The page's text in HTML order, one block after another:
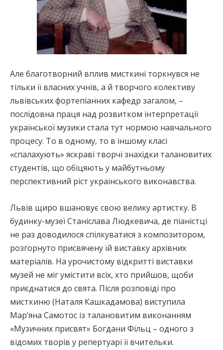
Але благотворний вплив мисткині торкнувся не
тільки її власних учнів, а й творчого колективу
львівських фортепіанних кафедр загалом, –
послідовна праця над розвитком інтерпретації
української музики стала тут нормою навчального
процесу. То в одному, то в іншому класі
«спалахують» яскраві творчі знахідки талановитих
студентів, що обіцяють у майбутньому
перспективний ріст українського виконавства.
Львів щиро вшановує свою велику артистку. В
будинку-музеї Станіслава Людкевича, де піаністці
не раз доводилося спілкуватися з композитором,
розгорнуто присвячену їй виставку архівних
матеріалів. На урочистому відкритті виставки
музей не міг умістити всіх, хто прийшов, щоби
приєднатися до свята. Після розповіді про
мисткиню (Наталя Кашкадамова) виступила
Мар’яна Самотос із талановитим виконанням
«Музичних присвят» Богдани Фільц – одного з
відомих творів у репертуарі її вчительки.